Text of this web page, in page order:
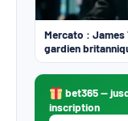
Mercato :
gardien
bet365—
inscription